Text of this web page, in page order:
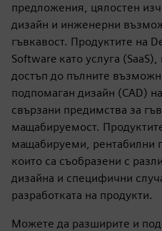
предложения, цялостен
дизайн и инженерни
гъвкавост. Продуктите на
Software като услуга
достъп до пълните
подпомаган дизайн (CAD)
свързани предимства за
мащабируемост.
мащабируеми, рентабилни
които са съобразени с
дизайна и специфични
разработката на продукти.
Можете да разширите и